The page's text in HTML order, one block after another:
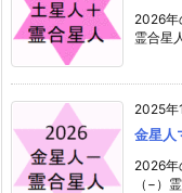
2026年
霊合星
2025年
金星人
2026年
（−）